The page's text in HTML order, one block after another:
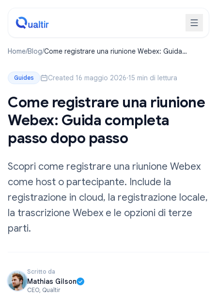
Home/Blog/Come registrare una riunione Webex: Guida
Guides Created 16 maggio 2026·15 min di lettura
Come registrare una riunione
Webex: Guida completa
passo dopo passo
Scopri come registrare una riunione Webex
come host o partecipante. Include la
registrazione in cloud, la registrazione locale,
la trascrizione Webex e le opzioni di terze
parti.
Scritto da
Mathias Gilson
CEO, Qualtir